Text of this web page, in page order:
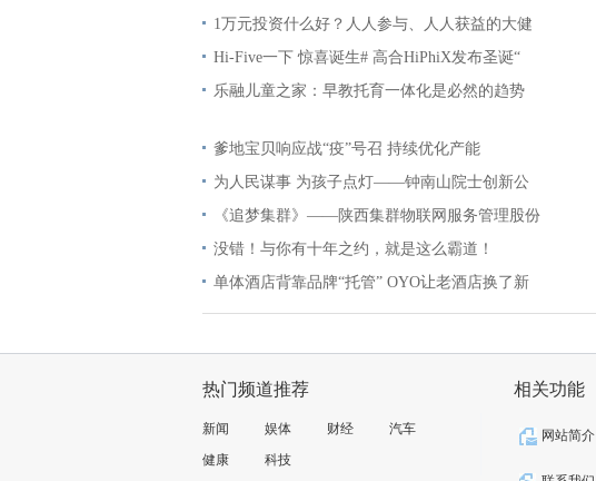
1万元投资什么好？人人参与、人人获益的大健
Hi-Five一下 惊喜诞生# 高合HiPhiX发布圣诞“
乐融儿童之家：早教托育一体化是必然的趋势
爹地宝贝响应战“疫”号召 持续优化产能
为人民谋事 为孩子点灯——钟南山院士创新公
《追梦集群》——陕西集群物联网服务管理股份
没错！与你有十年之约，就是这么霸道！
单体酒店背靠品牌“托管” OYO让老酒店换了新
热门频道推荐
新闻 娱体 财经
汽车
健康
科技
相关功能
网站简介